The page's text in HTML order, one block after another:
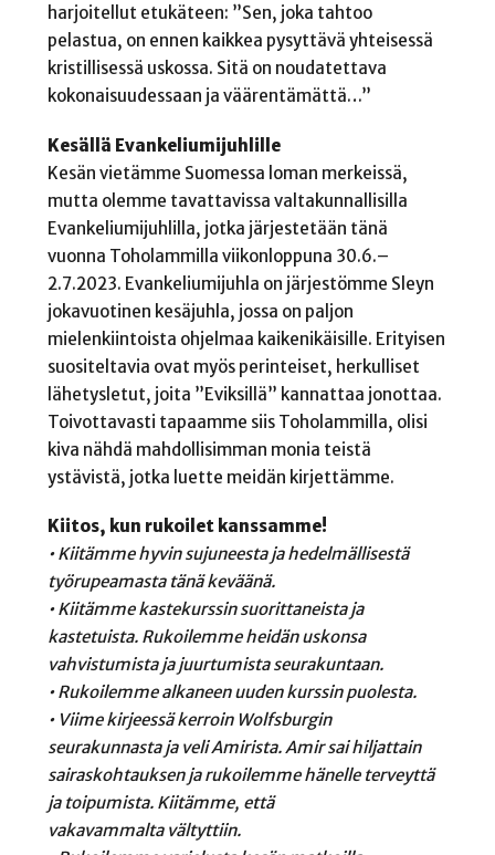
harjoitellut etukäteen: ”Sen, joka tahtoo
pelastua, on ennen kaikkea pysyttävä yhteisessä
kristillisessä uskossa. Sitä on noudatettava
kokonaisuudessaan ja väärentämättä…”
Kesällä Evankeliumijuhlille
Kesän vietämme Suomessa loman merkeissä,
mutta olemme tavattavissa valtakunnallisilla
Evankeliumijuhlilla, jotka järjestetään tänä
vuonna Toholammilla viikonloppuna 30.6.–
2.7.2023. Evankeliumijuhla on järjestömme Sleyn
jokavuotinen kesäjuhla, jossa on paljon
mielenkiintoista ohjelmaa kaikenikäisille. Erityisen
suositeltavia ovat myös perinteiset, herkulliset
lähetysletut, joita ”Eviksillä” kannattaa jonottaa.
Toivottavasti tapaamme siis Toholammilla, olisi
kiva nähdä mahdollisimman monia teistä
ystävistä, jotka luette meidän kirjettämme.
Kiitos, kun rukoilet kanssamme!
• Kiitämme hyvin sujuneesta ja hedelmällisestä
työrupeamasta tänä keväänä.
• Kiitämme kastekurssin suorittaneista ja
kastetuista. Rukoilemme heidän uskonsa
vahvistumista ja juurtumista seurakuntaan.
• Rukoilemme alkaneen uuden kurssin puolesta.
• Viime kirjeessä kerroin Wolfsburgin
seurakunnasta ja veli Amirista. Amir sai hiljattain
sairaskohtauksen ja rukoilemme hänelle terveyttä
ja toipumista. Kiitämme, että
vakavammalta vältyttiin.